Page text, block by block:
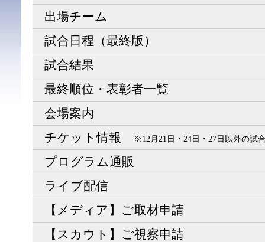
出場チーム
試合日程（最終版）
試合結果
最終順位・表彰者一覧
会場案内
チケット情報
※12月21日・24日・27日以外の試
プログラム通販
ライブ配信
【メディア】ご取材申請
【スカウト】ご視察申請